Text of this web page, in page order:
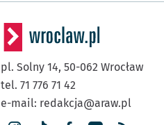
pl. Solny 14, 50-062 Wrocław
tel. 71 776 71 42
e-mail: redakcja@araw.pl